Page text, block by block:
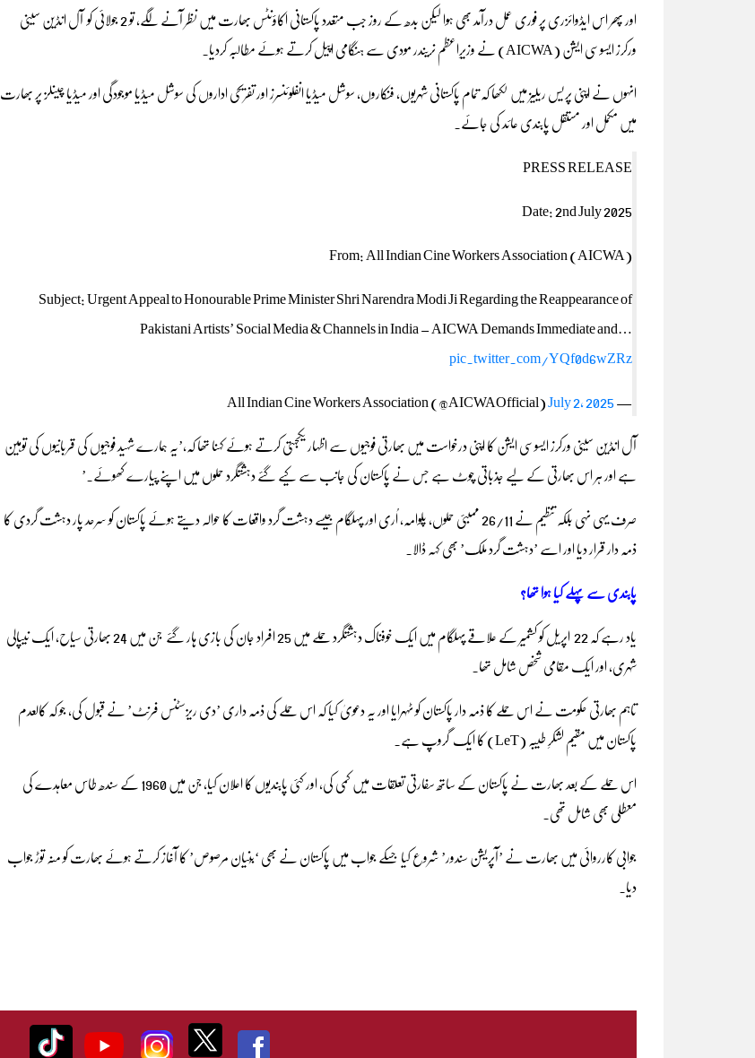
اور پھر اس ایڈوائزری پر فوری عمل درآمد بھی ہوا لیکن بدھ کے روز جب متعدد پاکستانی اکاؤنٹس بھارت میں نظر آنے لگے، تو 2 جولائی کو آل انڈین سینی
ورکرز ایسوسی ایشن (AICWA) نے وزیرِاعظم نریندر مودی سے ہنگامی اپیل کرتے ہوئے مطالبہ کردیا۔
انہوں نے اپنی پریس ریلیز میں لکھا کہ تمام پاکستانی شہریوں، فنکاروں، سوشل میڈیا انفلوئنسرز اور تفریحی اداروں کی سوشل میڈیا موجودگی اور میڈیا چینلز پر بھارت
میں مکمل اور مستقل پابندی عائد کی جائے۔
PRESS RELEASE
Date: 2nd July 2025
From: All Indian Cine Workers Association (AICWA)
Subject: Urgent Appeal to Honourable Prime Minister Shri Narendra Modi Ji Regarding the Reappearance of
Pakistani Artists’ Social Media & Channels in India – AICWA Demands Immediate and…
pic.twitter.com/YQf0d6wZRz
— All Indian Cine Workers Association (@AICWAOfficial)
July 2, 2025
آل انڈین سینی ورکرز ایسوسی ایشن کا اپنی درخواست میں بھارتی فوجیوں سے اظہار یکجہتی کرتے ہوئے کہنا تھا کہ،’یہ ہمارے شہید فوجیوں کی قربانیوں کی توہین
ہے اور ہر اس بھارتی کے لیے جذباتی چوٹ ہے جس نے پاکستان کی جانب سے کیے گئے دہشتگرد حملوں میں اپنے پیارے کھوئے۔’
صرف یہی نہی بلکہ تنظیم نے 26/11 ممبئی حملوں، پلوامہ، اُری اور پہلگام جیسے دہشت گرد واقعات کا حوالہ دیتے ہوئے پاکستان کو سرحد پار دہشت گردی کا
ذمہ دار قرار دیا اور اسے ’دہشت گرد ملک’ بھی کہہ ڈالا۔
پابندی سے پہلے کیا ہوا تھا؟
یاد رہے کہ 22 اپریل کو کشمیر کے علاقے پہلگام میں ایک خوفناک دہشتگرد حملے میں 25 افراد جان کی بازی ہار گئے جن میں 24 بھارتی سیاح، ایک نیپالی
شہری، اور ایک مقامی شخص شامل تھا۔
تاہم بھارتی حکومت نے اس حملے کا ذمہ دار پاکستان کو ٹہہرایا اور یہ دعویٰ کیا کہ اس حملے کی ذمہ داری ’دی ریزسٹنس فرنٹ’ نے قبول کی، جو کہ کالعدم
پاکستان میں مقیم لشکرِ طیبہ (LeT) کا ایک گروپ ہے۔
اس حملے کے بعد بھارت نے پاکستان کے ساتھ سفارتی تعلقات میں کمی کی، اور کئی پابندیوں کا اعلان کیا، جن میں 1960 کے سندھ طاس معاہدے کی
معطلی بھی شامل تھی۔
جوابی کارروائی میں بھارت نے ’آپریشن سندور’ شروع کیا جسکے جواب میں پاکستان نے بھی ‘بُنیان مرصوص’ کا آغاز کرتے ہوئے بھارت کو منہ توڑ جواب
دیا۔